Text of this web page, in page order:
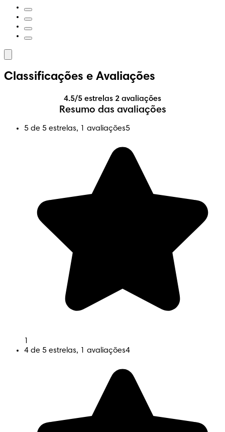
Classificações e Avaliações
4.5/5 estrelas 2 avaliações
Resumo das avaliações
5 de 5 estrelas, 1 avaliações5
1
4 de 5 estrelas, 1 avaliações4